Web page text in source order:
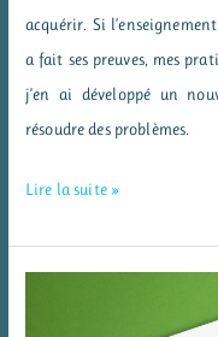
acquérir. Si
a fait ses preuves, mes
j’en ai développé un
résoudre des problèmes.
La
Lire la suite »